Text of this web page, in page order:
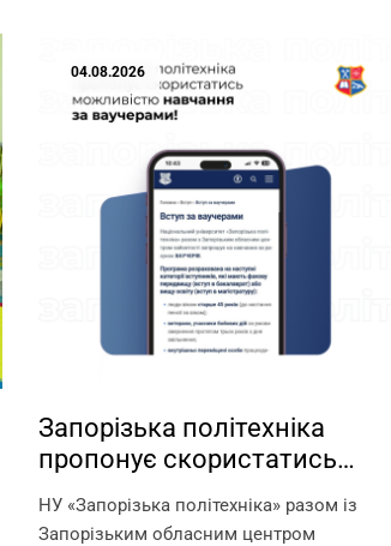
04.08.2026
Запорізька політехніка
пропонує скористатись
можливістю навчання за
ваучерами!
НУ «Запорізька політехніка» разом із
Запорізьким обласним центром